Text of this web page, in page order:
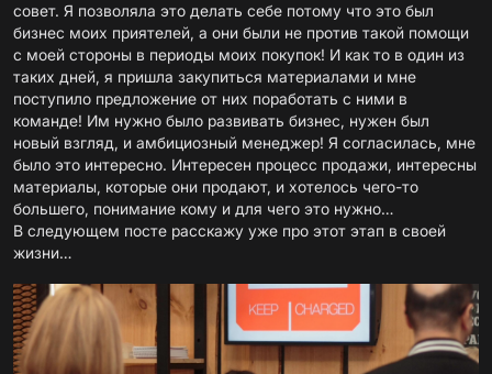
совет. Я позволяла это делать себе потому что это был
бизнес моих приятелей, а они были не против такой помощи
с моей стороны в периоды моих покупок! И как то в один из
таких дней, я пришла закупиться материалами и мне
поступило предложение от них поработать с ними в
команде! Им нужно было развивать бизнес, нужен был
новый взгляд, и амбициозный менеджер! Я согласилась, мне
было это интересно. Интересен процесс продажи, интересны
материалы, которые они продают, и хотелось чего-то
большего, понимание кому и для чего это нужно…
В следующем посте расскажу уже про этот этап в своей
жизни…